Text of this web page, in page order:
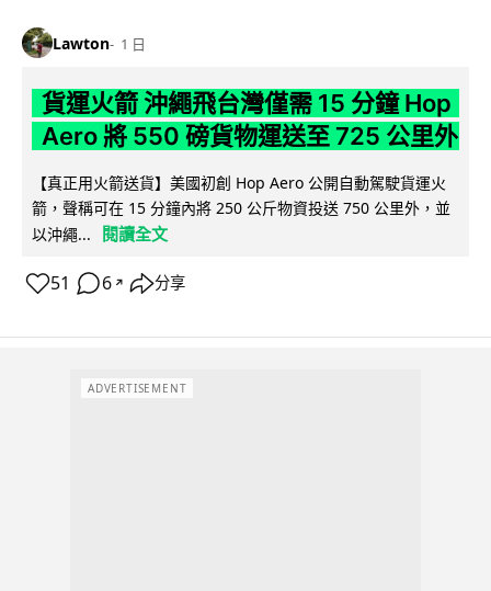
Lawton 1 日
貨運火箭 沖繩飛台灣僅需 15 分鐘 Hop
Aero 將 550 磅貨物運送至 725 公里外
【真正用火箭送貨】美國初創 Hop Aero 公開自動駕駛貨運火
箭，聲稱可在 15 分鐘內將 250 公斤物資投送 750 公里外，並
以沖繩...
閱讀全文
51 6 ↗ 分享
ADVERTISEMENT